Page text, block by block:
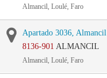
Almancil, Loulé, Faro
Apartado 3036, Almancil
8136-901 ALMANCIL
Almancil, Loulé, Faro